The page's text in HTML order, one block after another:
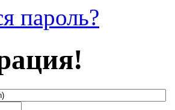
пароль?